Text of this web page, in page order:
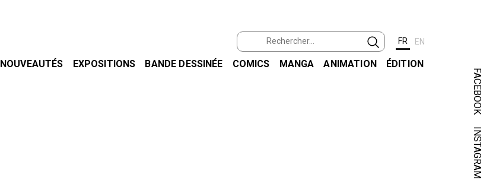
FR EN
NOUVEAUTÉS EXPOSITIONS BANDE DESSINÉE COMICS MANGA ANIMATION ÉDITION
FACEBOOK
INSTAGRAM
DE